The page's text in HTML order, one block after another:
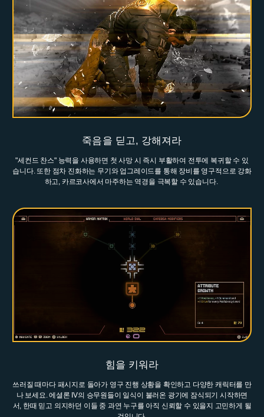
죽음을 딛고, 강해져라
"세컨드 찬스" 능력을 사용하면 첫 사망 시 즉시 부활하여 전투에 복귀할 수 있
습니다. 또한 점차 진화하는 무기와 업그레이드를 통해 장비를 영구적으로 강화
하고, 카르코사에서 마주하는 역경을 극복할 수 있습니다.
힘을 키워라
쓰러질 때마다 패시지로 돌아가 영구 진행 상황을 확인하고 다양한 캐릭터를 만
나 보세요. 에셜론 IV의 승무원들이 일식이 불러온 광기에 잠식되기 시작하면
서, 한때 믿고 의지하던 이들 중 과연 누구를 아직 신뢰할 수 있을지 고민하게 될